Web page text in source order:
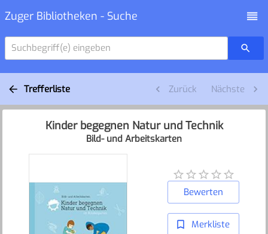
Zuger Bibliotheken - Suche
Suchbegriff(e) eingeben
Trefferliste Zurück Nächste
Kinder begegnen Natur und Technik
Bild- und Arbeitskarten
Bewerten
Merkliste